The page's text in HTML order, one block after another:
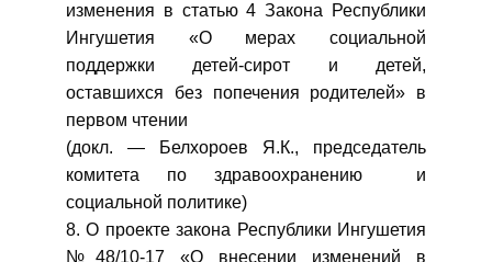
изменения в статью 4 Закона Республики
Ингушетия «О мерах социальной
поддержки детей-сирот и детей,
оставшихся без попечения родителей» в
первом чтении
(докл. — Белхороев Я.К., председатель
комитета по здравоохранению и
социальной политике)
8. О проекте закона Республики Ингушетия
№48/10-17 «О внесении изменений в